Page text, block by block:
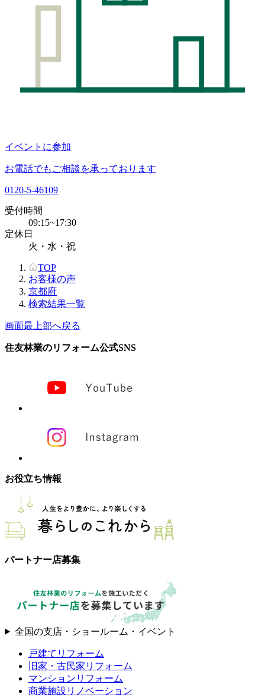
イベントに参加
お電話でもご相談を承っております
0120-5-46109
受付時間
09:15~17:30
定休日
火・水・祝
TOP
お客様の声
京都府
検索結果一覧
画面最上部へ戻る
住友林業のリフォーム公式SNS
お役立ち情報
パートナー店募集
全国の支店・ショールーム・イベント
戸建てリフォーム
旧家・古民家リフォーム
マンションリフォーム
商業施設リノベーション